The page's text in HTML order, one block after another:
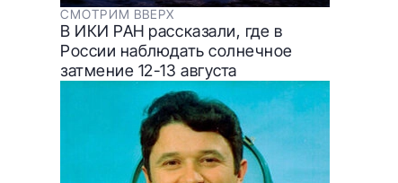
СМОТРИМ ВВЕРХ
В ИКИ РАН рассказали, где в
России наблюдать солнечное
затмение 12-13 августа